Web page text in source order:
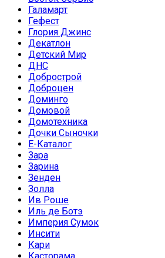
Галамарт
Гефест
Глория Джинс
Декатлон
Детский Мир
ДНС
Добрострой
Доброцен
Доминго
Домовой
Домотехника
Дочки Сыночки
Е-Каталог
Зара
Зарина
Зенден
Золла
Ив Роше
Иль де Ботэ
Империя Сумок
Инсити
Кари